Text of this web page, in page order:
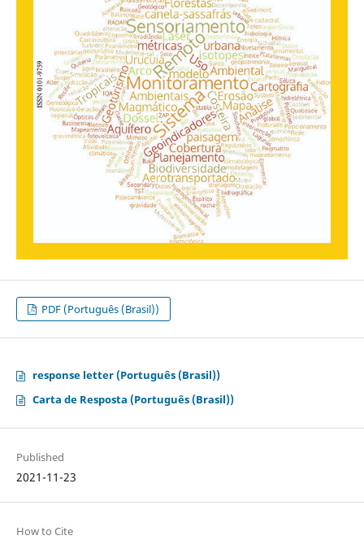
PDF (Português (Brasil))
response letter (Português (Brasil))
Carta de Resposta (Português (Brasil))
Published
2021-11-23
How to Cite